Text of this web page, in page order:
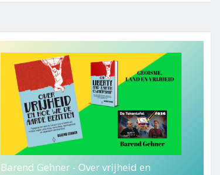
Barend Gehner - Over vrijheid en